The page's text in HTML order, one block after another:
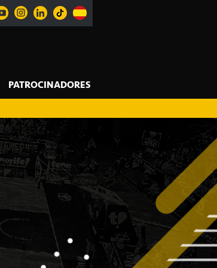
PATROCINADORES